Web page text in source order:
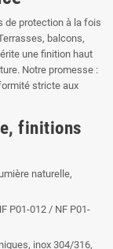
de protection à la fois
balcons,
une finition haut
Notre promesse :
stricte aux
finitions
naturelle,
P01-012 / NF P01-
inox 304/316,